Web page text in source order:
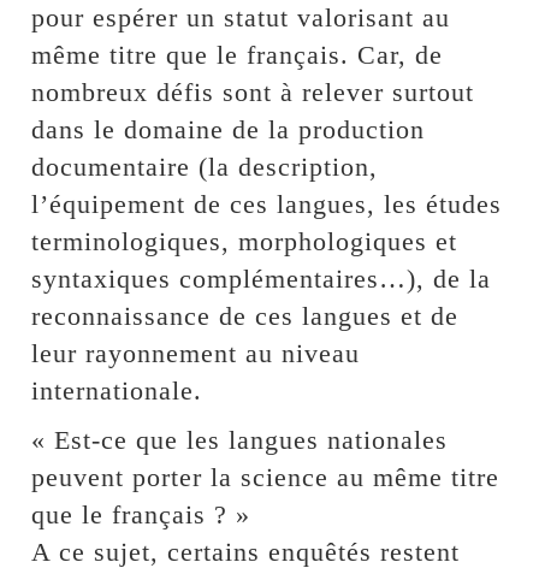
pour espérer un statut valorisant au
même titre que le français. Car, de
nombreux défis sont à relever surtout
dans le domaine de la production
documentaire (la description,
l’équipement de ces langues, les études
terminologiques, morphologiques et
syntaxiques complémentaires…), de la
reconnaissance de ces langues et de
leur rayonnement au niveau
internationale.
« Est-ce que les langues nationales
peuvent porter la science au même titre
que le français ? »
A ce sujet, certains enquêtés restent